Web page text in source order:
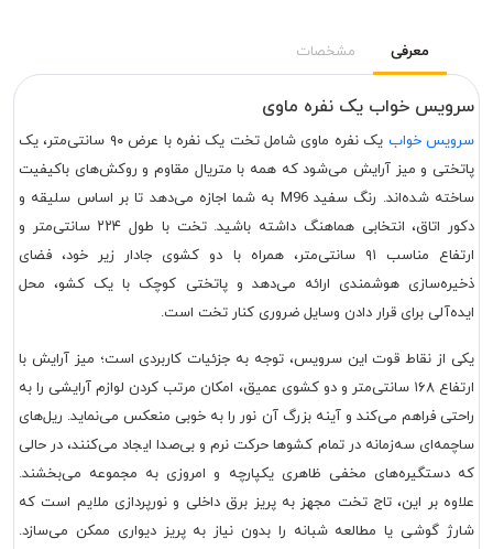
معرفی مشخصات
سرویس خواب یک نفره ماوی
سرویس خواب
یک نفره ماوی شامل تخت یک نفره با عرض ۹۰ سانتی‌متر، یک
پاتختی و میز آرایش می‌شود که همه با متریال مقاوم و روکش‌های باکیفیت
ساخته شده‌اند. رنگ‌ سفید M96 به شما اجازه می‌دهد تا بر اساس سلیقه و
دکور اتاق، انتخابی هماهنگ داشته باشید. تخت با طول ۲۲۴ سانتی‌متر و
ارتفاع مناسب ۹۱ سانتی‌متر، همراه با دو کشوی جادار زیر خود، فضای
ذخیره‌سازی هوشمندی ارائه می‌دهد و پاتختی کوچک با یک کشو، محل
ایده‌آلی برای قرار دادن وسایل ضروری کنار تخت است.
یکی از نقاط قوت این سرویس، توجه به جزئیات کاربردی است؛ میز آرایش با
ارتفاع ۱۶۸ سانتی‌متر و دو کشوی عمیق، امکان مرتب کردن لوازم آرایشی را به
راحتی فراهم می‌کند و آینه بزرگ آن نور را به خوبی منعکس می‌نماید. ریل‌های
ساچمه‌ای سه‌زمانه در تمام کشوها حرکت نرم و بی‌صدا ایجاد می‌کنند، در حالی
که دستگیره‌های مخفی ظاهری یکپارچه و امروزی به مجموعه می‌بخشند.
علاوه بر این، تاج تخت مجهز به پریز برق داخلی و نورپردازی ملایم است که
شارژ گوشی یا مطالعه شبانه را بدون نیاز به پریز دیواری ممکن می‌سازد.